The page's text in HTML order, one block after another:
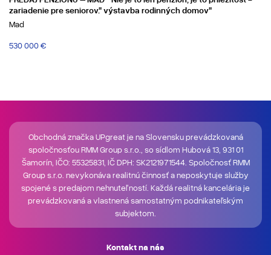
zariadenie pre seniorov." výstavba rodinných domov"
Mad
530 000 €
Obchodná značka UPgreat je na Slovensku prevádzkovaná
spoločnosťou RMM Group s.r.o., so sídlom Hubová 13, 931 01
Šamorín, IČO: 55325831, IČ DPH: SK2121971544. Spoločnosť RMM
Group s.r.o. nevykonáva realitnú činnosť a neposkytuje služby
spojené s predajom nehnuteľností. Každá realitná kancelária je
prevádzkovaná a vlastnená samostatným podnikateľským
subjektom.
Kontakt na nás